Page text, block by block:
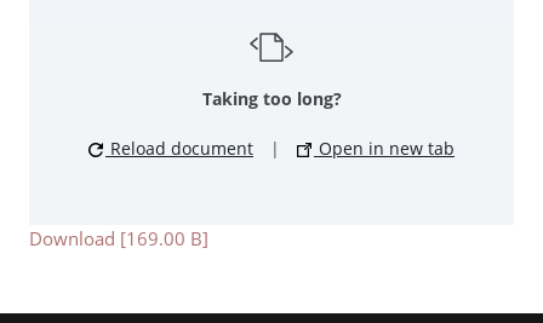
Taking too long?
Reload document | Open in new tab
Download [169.00 B]